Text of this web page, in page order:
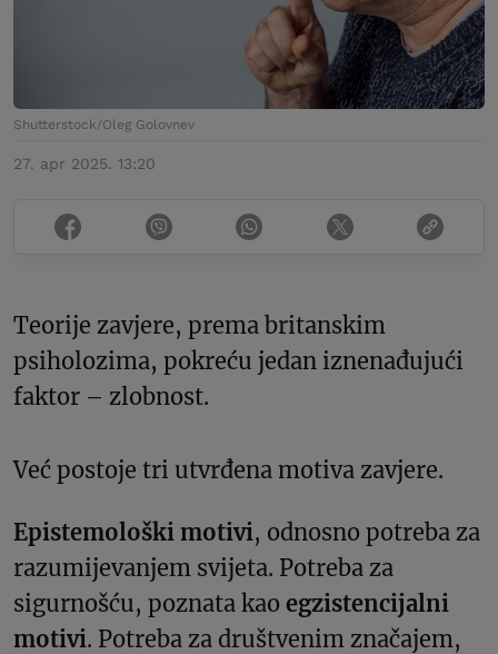
Shutterstock/Oleg Golovnev
27. apr 2025. 13:20
Teorije zavjere, prema britanskim
psiholozima, pokreću jedan iznenađujući
faktor – zlobnost.
Već postoje tri utvrđena motiva zavjere.
Epistemološki motivi, odnosno potreba za
razumijevanjem svijeta. Potreba za
sigurnošću, poznata kao egzistencijalni
motivi. Potreba za društvenim značajem,